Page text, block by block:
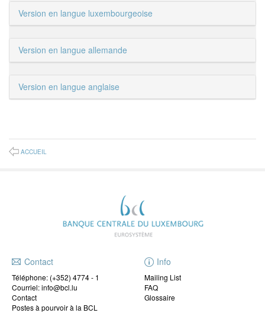
Version en langue luxembourgeoise
Version en langue allemande
Version en langue anglaise
ACCUEIL
Contact
Téléphone: (+352) 4774 - 1
Courriel: info@bcl.lu
Contact
Postes à pourvoir à la BCL
Info
Mailing List
FAQ
Glossaire